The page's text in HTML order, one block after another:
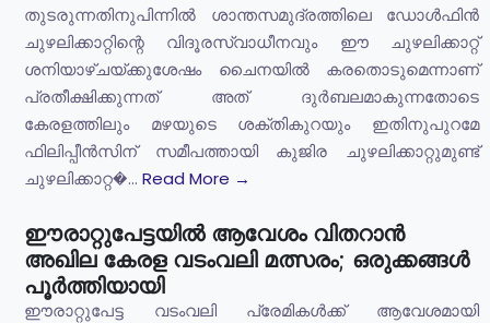
തുടരുന്നതിനുപിന്നിൽ ശാന്തസമുദ്രത്തിലെ ഡോൾഫിൻ
ചുഴലിക്കാറ്റിന്റെ വിദൂരസ്വാധീനവും ഈ ചുഴലിക്കാറ്റ്
ശനിയാഴ്ചയ്ക്കുശേഷം ചൈനയിൽ കരതൊടുമെന്നാണ്
പ്രതീക്ഷിക്കുന്നത് അത് ദുർബലമാകുന്നതോടെ
കേരളത്തിലും മഴയുടെ ശക്തികുറയും ഇതിനുപുറമേ
ഫിലിപ്പീൻസിന് സമീപത്തായി കുജിര ചുഴലിക്കാറ്റുമുണ്ട്
ചുഴലിക്കാറ്റ�... Read More →
ഈരാറ്റുപേട്ടയിൽ ആവേശം വിതറാൻ
അഖില കേരള വടംവലി മത്സരം; ഒരുക്കങ്ങൾ
പൂർത്തിയായി
ഈരാറ്റുപേട്ട വടംവലി പ്രേമികൾക്ക് ആവേശമായി